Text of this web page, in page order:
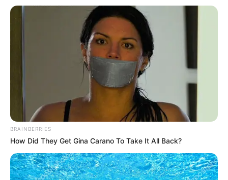
2) Corte formatos de corações na cartolina
vermelha e cole-os ao contrário no rolo. Esses
corações serão as asas da nossa coruja.
Centralize e cole 0os olhos de plástico e corte e
cole o bico da coruja (o formato é de um
triângulo pequeno).
BRAINBERRIES
How Did They Get Gina Carano To Take It All Back?